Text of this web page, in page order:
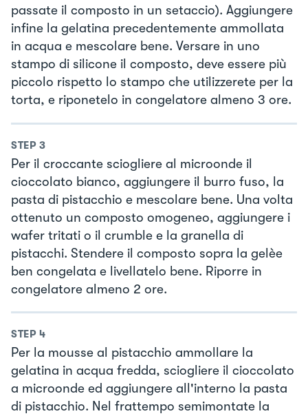
passate il composto in un setaccio). Aggiungere
infine la gelatina precedentemente ammollata
in acqua e mescolare bene. Versare in uno
stampo di silicone il composto, deve essere più
piccolo rispetto lo stampo che utilizzerete per la
torta, e riponetelo in congelatore almeno 3 ore.
STEP 3
Per il croccante sciogliere al microonde il
cioccolato bianco, aggiungere il burro fuso, la
pasta di pistacchio e mescolare bene. Una volta
ottenuto un composto omogeneo, aggiungere i
wafer tritati o il crumble e la granella di
pistacchi. Stendere il composto sopra la gelèe
ben congelata e livellatelo bene. Riporre in
congelatore almeno 2 ore.
STEP 4
Per la mousse al pistacchio ammollare la
gelatina in acqua fredda, sciogliere il cioccolato
a microonde ed aggiungere all'interno la pasta
di pistacchio. Nel frattempo semimontate la